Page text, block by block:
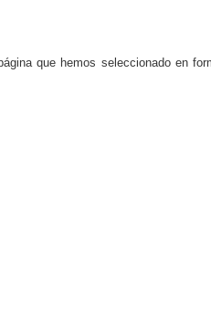
que hemos seleccionado en